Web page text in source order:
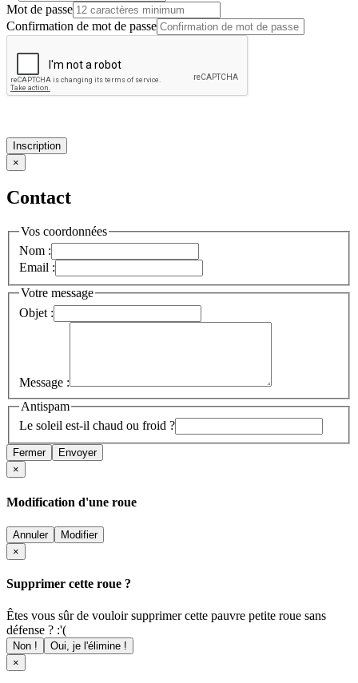
Mot de passe
Confirmation de mot de passe
Inscription
×
Contact
Vos coordonnées
Nom :
Email :
Votre message
Objet :
Message :
Antispam
Le soleil est-il chaud ou froid ?
Fermer
Envoyer
×
Modification d'une roue
Annuler
Modifier
×
Supprimer cette roue ?
Êtes vous sûr de vouloir supprimer cette pauvre petite roue sans
défense ? :'(
Non !
Oui, je l'élimine !
×